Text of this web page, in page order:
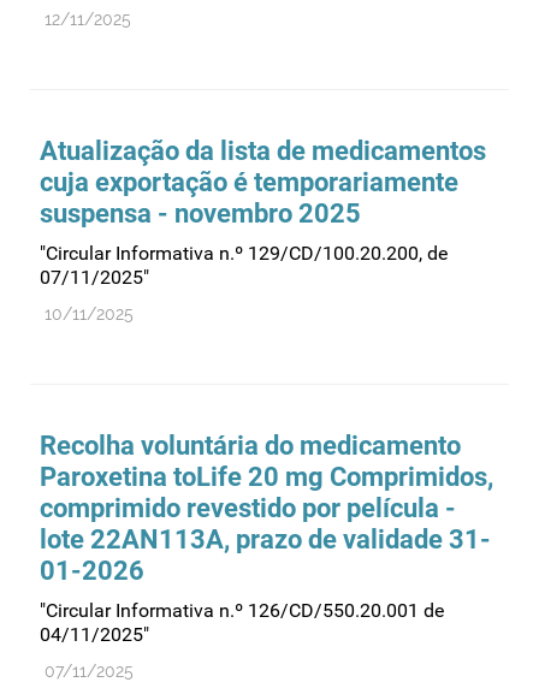
12/11/2025
Atualização da lista de medicamentos
cuja exportação é temporariamente
suspensa - novembro 2025
"Circular Informativa n.º 129/CD/100.20.200, de
07/11/2025"
10/11/2025
Recolha voluntária do medicamento
Paroxetina toLife 20 mg Comprimidos,
comprimido revestido por película -
lote 22AN113A, prazo de validade 31-
01-2026
"Circular Informativa n.º 126/CD/550.20.001 de
04/11/2025"
07/11/2025